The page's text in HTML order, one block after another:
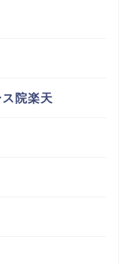
院楽天